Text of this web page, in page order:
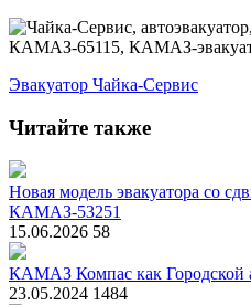
Эвакуатор Чайка-Сервис
Читайте также
Новая модель эвакуатора со
КАМАЗ-53251
15.06.2026 58
КАМАЗ Компас как Городской
23.05.2024 1484